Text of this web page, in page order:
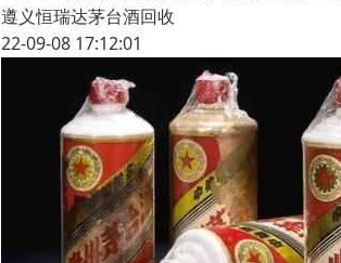
遵义恒瑞达茅台酒回收
22-09-08 17:12:01